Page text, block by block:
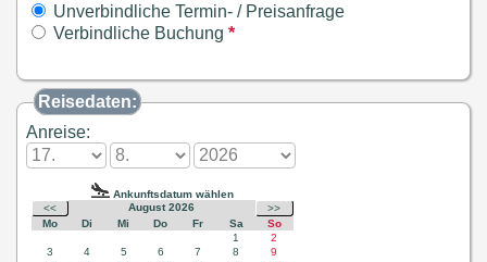
Unverbindliche Termin- / Preisanfrage
Verbindliche Buchung*
Reisedaten:
Anreise: